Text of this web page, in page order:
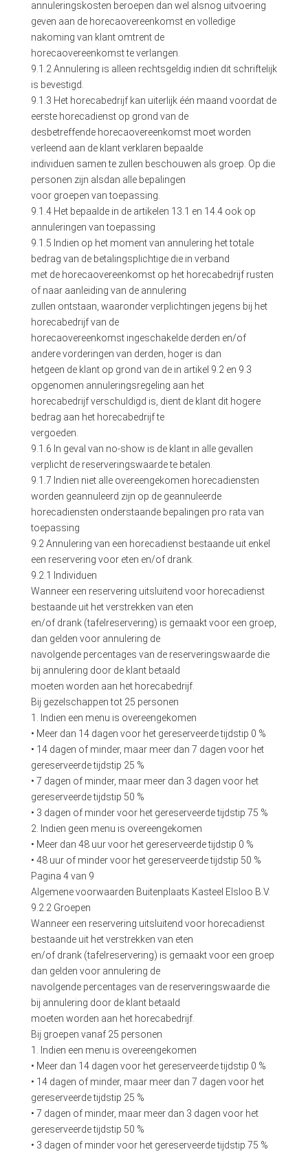
annuleringskosten beroepen dan wel alsnog uitvoering
geven aan de horecaovereenkomst en volledige
nakoming van klant omtrent de
horecaovereenkomst te verlangen.
9.1.2 Annulering is alleen rechtsgeldig indien dit schriftelijk
is bevestigd.
9.1.3 Het horecabedrijf kan uiterlijk één maand voordat de
eerste horecadienst op grond van de
desbetreffende horecaovereenkomst moet worden
verleend aan de klant verklaren bepaalde
individuen samen te zullen beschouwen als groep. Op die
personen zijn alsdan alle bepalingen
voor groepen van toepassing.
9.1.4 Het bepaalde in de artikelen 13.1 en 14.4 ook op
annuleringen van toepassing
9.1.5 Indien op het moment van annulering het totale
bedrag van de betalingsplichtige die in verband
met de horecaovereenkomst op het horecabedrijf rusten
of naar aanleiding van de annulering
zullen ontstaan, waaronder verplichtingen jegens bij het
horecabedrijf van de
horecaovereenkomst ingeschakelde derden en/of
andere vorderingen van derden, hoger is dan
hetgeen de klant op grond van de in artikel 9.2 en 9.3
opgenomen annuleringsregeling aan het
horecabedrijf verschuldigd is, dient de klant dit hogere
bedrag aan het horecabedrijf te
vergoeden.
9.1.6 In geval van no-show is de klant in alle gevallen
verplicht de reserveringswaarde te betalen.
9.1.7 Indien niet alle overeengekomen horecadiensten
worden geannuleerd zijn op de geannuleerde
horecadiensten onderstaande bepalingen pro rata van
toepassing
9.2 Annulering van een horecadienst bestaande uit enkel
een reservering voor eten en/of drank.
9.2.1 Individuen
Wanneer een reservering uitsluitend voor horecadienst
bestaande uit het verstrekken van eten
en/of drank (tafelreservering) is gemaakt voor een groep,
dan gelden voor annulering de
navolgende percentages van de reserveringswaarde die
bij annulering door de klant betaald
moeten worden aan het horecabedrijf.
Bij gezelschappen tot 25 personen
1. Indien een menu is overeengekomen
• Meer dan 14 dagen voor het gereserveerde tijdstip 0 %
• 14 dagen of minder, maar meer dan 7 dagen voor het
gereserveerde tijdstip 25 %
• 7 dagen of minder, maar meer dan 3 dagen voor het
gereserveerde tijdstip 50 %
• 3 dagen of minder voor het gereserveerde tijdstip 75 %
2. Indien geen menu is overeengekomen
• Meer dan 48 uur voor het gereserveerde tijdstip 0 %
• 48 uur of minder voor het gereserveerde tijdstip 50 %
Pagina 4 van 9
Algemene voorwaarden Buitenplaats Kasteel Elsloo B.V.
9.2.2 Groepen
Wanneer een reservering uitsluitend voor horecadienst
bestaande uit het verstrekken van eten
en/of drank (tafelreservering) is gemaakt voor een groep
dan gelden voor annulering de
navolgende percentages van de reserveringswaarde die
bij annulering door de klant betaald
moeten worden aan het horecabedrijf.
Bij groepen vanaf 25 personen
1. Indien een menu is overeengekomen
• Meer dan 14 dagen voor het gereserveerde tijdstip 0 %
• 14 dagen of minder, maar meer dan 7 dagen voor het
gereserveerde tijdstip 25 %
• 7 dagen of minder, maar meer dan 3 dagen voor het
gereserveerde tijdstip 50 %
• 3 dagen of minder voor het gereserveerde tijdstip 75 %